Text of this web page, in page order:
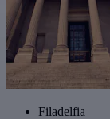
Filadelfia